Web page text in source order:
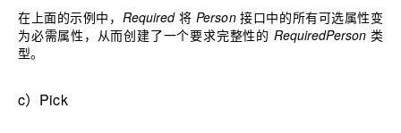
在上面的示例中， Required 将Person接口中的所有可选属性变
为必需属性，从而创建了一个要求完整性的 RequiredPerson 类
型。
c） Pick